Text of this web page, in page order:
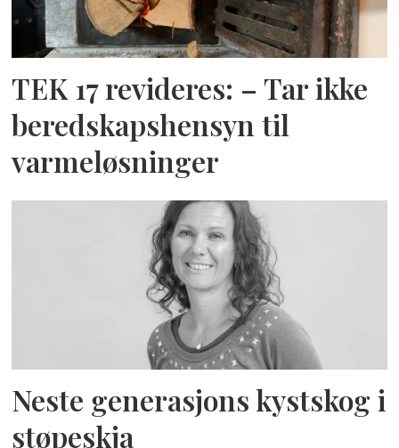
TEK 17 revideres: – Tar ikke
beredskapshensyn til
varmeløsninger
Neste generasjons kystskog i
støpeskja